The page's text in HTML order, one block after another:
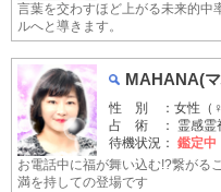
言葉を交わすほど上がる未来的中
ルへと導きます。
MAHANA(
性 別 ：女性（♀
占 術 ： 霊感霊
待機状況： 鑑定中
お電話中に福が舞い込む!?繋がる
満を持しての登場です